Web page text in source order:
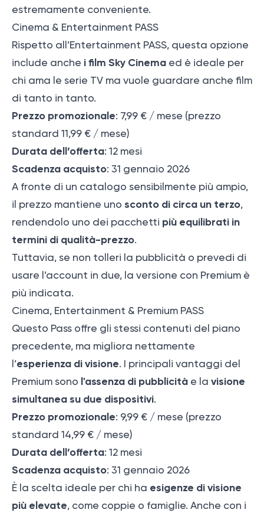
estremamente conveniente.
Cinema & Entertainment PASS
Rispetto all’Entertainment PASS, questa opzione
include anche i film Sky Cinema ed è ideale per
chi ama le serie TV ma vuole guardare anche film
di tanto in tanto.
Prezzo promozionale: 7,99 € / mese (prezzo
standard 11,99 € / mese)
Durata dell’offerta: 12 mesi
Scadenza acquisto: 31 gennaio 2026
A fronte di un catalogo sensibilmente più ampio,
il prezzo mantiene uno sconto di circa un terzo,
rendendolo uno dei pacchetti più equilibrati in
termini di qualità-prezzo.
Tuttavia, se non tolleri la pubblicità o prevedi di
usare l’account in due, la versione con Premium è
più indicata.
Cinema, Entertainment & Premium PASS
Questo Pass offre gli stessi contenuti del piano
precedente, ma migliora nettamente
l’esperienza di visione. I principali vantaggi del
Premium sono l'assenza di pubblicità e la visione
simultanea su due dispositivi.
Prezzo promozionale: 9,99 € / mese (prezzo
standard 14,99 € / mese)
Durata dell’offerta: 12 mesi
Scadenza acquisto: 31 gennaio 2026
È la scelta ideale per chi ha esigenze di visione
più elevate, come coppie o famiglie. Anche con i